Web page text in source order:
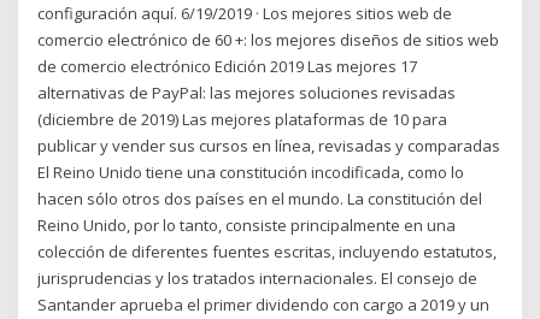
configuración aquí. 6/19/2019 · Los mejores sitios web de
comercio electrónico de 60 +: los mejores diseños de sitios web
de comercio electrónico Edición 2019 Las mejores 17
alternativas de PayPal: las mejores soluciones revisadas
(diciembre de 2019) Las mejores plataformas de 10 para
publicar y vender sus cursos en línea, revisadas y comparadas
El Reino Unido tiene una constitución incodificada, como lo
hacen sólo otros dos países en el mundo. La constitución del
Reino Unido, por lo tanto, consiste principalmente en una
colección de diferentes fuentes escritas, incluyendo estatutos,
jurisprudencias y los tratados internacionales. El consejo de
Santander aprueba el primer dividendo con cargo a 2019 y un